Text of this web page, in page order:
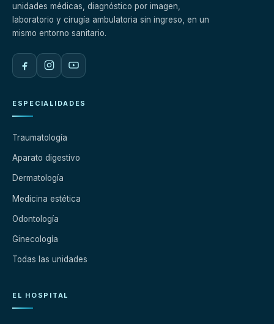
unidades médicas, diagnóstico por imagen,
laboratorio y cirugía ambulatoria sin ingreso, en un
mismo entorno sanitario.
ESPECIALIDADES
Traumatología
Aparato digestivo
Dermatología
Medicina estética
Odontología
Ginecología
Todas las unidades
EL HOSPITAL